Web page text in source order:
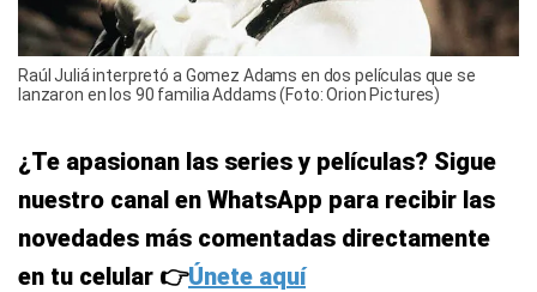
Raúl Juliá interpretó a Gomez Adams en dos películas que se
lanzaron en los 90 familia Addams (Foto: Orion Pictures)
¿Te apasionan las series y películas? Sigue
nuestro canal en WhatsApp para recibir las
novedades más comentadas directamente
en tu celular 👉Únete aquí